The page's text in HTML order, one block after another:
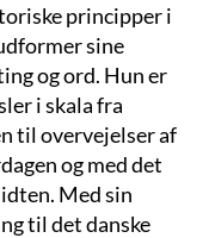
principper i
sine
og ord. Hun er
i skala fra
til overvejelser af
og med det
Med sin
til det danske